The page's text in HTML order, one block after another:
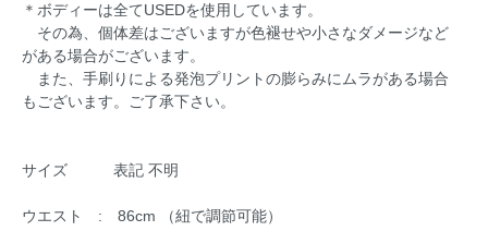
＊ボディーは全てUSEDを使用しています。
その為、個体差はございますが色褪せや小さなダメージなど
がある場合がございます。
また、手刷りによる発泡プリントの膨らみにムラがある場合
もございます。ご了承下さい。
サイズ 表記 不明
ウエスト : 86cm （紐で調節可能）